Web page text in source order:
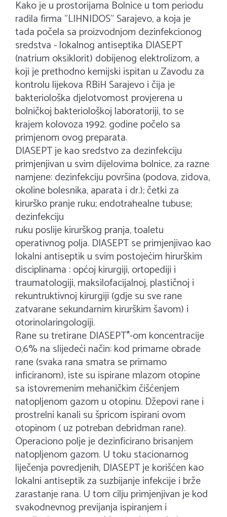
Kako je u prostorijama Bolnice u tom periodu
radila firma "LIHNIDOS" Sarajevo, a koja je
tada počela sa proizvodnjom dezinfekcionog
sredstva - lokalnog antiseptika DIASEPT
(natrium oksiklorit) dobijenog elektrolizom, a
koji je prethodno kemijski ispitan u Zavodu za
kontrolu lijekova RBiH Sarajevo i čija je
bakteriološka djelotvomost provjerena u
bolničkoj bakteriološkoj laboratoriji, to se
krajem kolovoza 1992. godine počelo sa
primjenom ovog preparata.
DIASEPT je kao sredstvo za dezinfekciju
primjenjivan u svim dijelovima bolnice, za razne
namjene: dezinfekciju površina (podova, zidova,
okoline bolesnika, aparata i dr.); četki za
kirurško pranje ruku; endotrahealne tubuse;
dezinfekciju
ruku poslije kirurškog pranja, toaletu
operativnog polja. DIASEPT se primjenjivao kao
lokalni antiseptik u svim postojećim hirurškim
disciplinama : općoj kirurgiji, ortopediji i
traumatologiji, maksilofacijalnoj, plastičnoj i
rekuntruktivnoj kirurgiji (gdje su sve rane
zatvarane sekundarnim kirurškim šavom) i
otorinolaringologiji.
Rane su tretirane DIASEPT*-om koncentracije
0,6% na slijedeći način: kod primarne obrade
rane (svaka rana smatra se primamo
inficiranom), iste su ispirane mlazom otopine
sa istovremenim mehaničkim čišćenjem
natopljenom gazom u otopinu. Džepovi rane i
prostrelni kanali su špricom ispirani ovom
otopinom ( uz potreban debridman rane).
Operaciono polje je dezinficirano brisanjem
natopljenom gazom. U toku stacionarnog
liječenja povredjenih, DIASEPT je korišćen kao
lokalni antiseptik za suzbijanje infekcije i brže
zarastanje rana. U tom cilju primjenjivan je kod
svakodnevnog previjanja ispiranjem i